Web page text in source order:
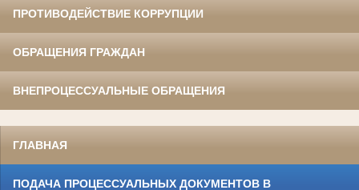
ПРОТИВОДЕЙСТВИЕ КОРРУПЦИИ
ОБРАЩЕНИЯ ГРАЖДАН
ВНЕПРОЦЕССУАЛЬНЫЕ ОБРАЩЕНИЯ
ГЛАВНАЯ
ПОДАЧА ПРОЦЕССУАЛЬНЫХ ДОКУМЕНТОВ В